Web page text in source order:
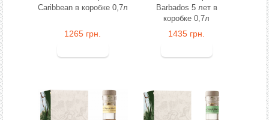
Caribbean в коробке 0,7л
1265 грн.
Barbados 5 лет в
коробке 0,7л
1435 грн.